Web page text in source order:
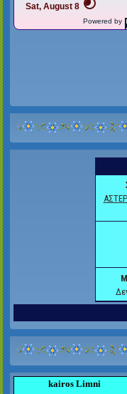
kairos Limni